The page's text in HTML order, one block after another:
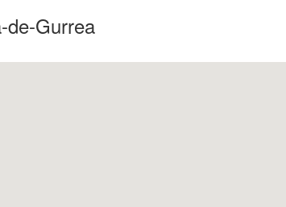
de-Gurrea